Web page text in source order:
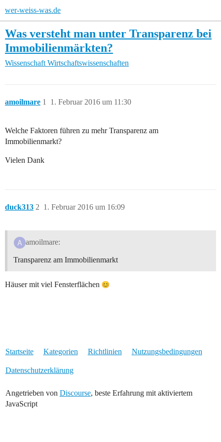
wer-weiss-was.de
Was versteht man unter Transparenz bei
Immobilienmärkten?
Wissenschaft Wirtschaftswissenschaften
amoilmare 1. Februar 2016 um 11:30
1
Welche Faktoren führen zu mehr Transparenz am
Immobilienmarkt?
Vielen Dank
duck313 1. Februar 2016 um 16:09
2
amoilmare:
Transparenz am Immobilienmarkt
Häuser mit viel Fensterflächen
Startseite Kategorien Richtlinien Nutzungsbedingungen
Datenschutzerklärung
Angetrieben von Discourse, beste Erfahrung mit aktiviertem
JavaScript